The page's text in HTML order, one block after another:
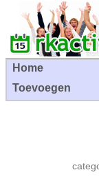
Home
Toevoegen